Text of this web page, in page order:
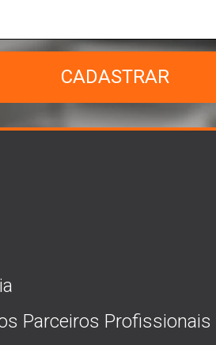
CADASTRAR
Parceiros Profissionais